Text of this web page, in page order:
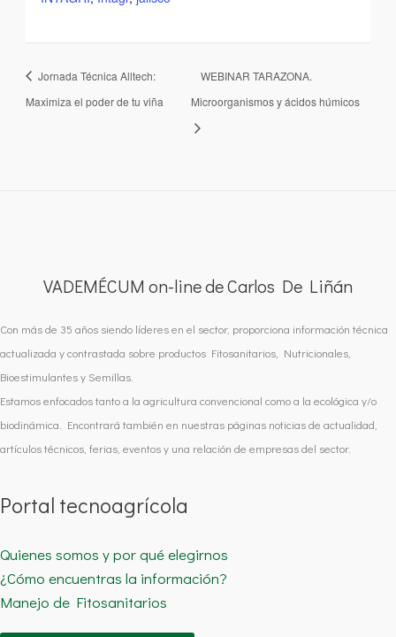
Jornada Técnica Alltech:
Maximiza el poder de tu viña
WEBINAR TARAZONA.
Microorganismos y ácidos húmicos
VADEMÉCUM on-line de Carlos De Liñán
Con más de 35 años siendo líderes en el sector, proporciona información técnica
actualizada y contrastada sobre productos Fitosanitarios, Nutricionales,
Bioestimulantes y Semillas.
Estamos enfocados tanto a la agricultura convencional como a la ecológica y/o
biodinámica. Encontrará también en nuestras páginas noticias de actualidad,
artículos técnicos, ferias, eventos y una relación de empresas del sector.
Portal tecnoagrícola
Quienes somos y por qué elegirnos
¿Cómo encuentras la información?
Manejo de Fitosanitarios